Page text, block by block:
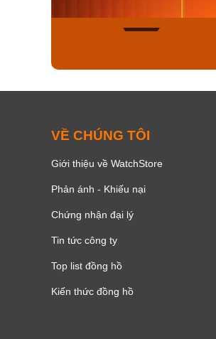
VỀ CHÚNG TÔI
Giới thiệu về WatchStore
Phản ánh - Khiếu nại
Chứng nhận đại lý
Tin tức công ty
Top list đồng hồ
Kiến thức đồng hồ